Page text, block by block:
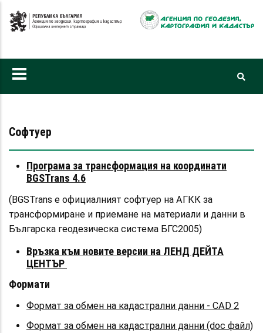
към
Софтуер
Програма за трансформация на координати
BGSTrans 4.6
(BGSTrans е официалният софтуер на АГКК за
трансформиране и приемане на материали и данни в
Българска геодезическа система БГС2005)
Връзка към новите версии на ЛЕНД ДЕЙТА
ЦЕНТЪР
Формати
Формат за обмен на кадастрални данни - CAD 2
Формат за обмен на кадастрални данни (doc файл)